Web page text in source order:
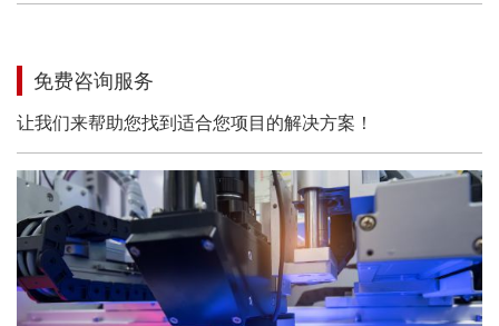
免费咨询服务
让我们来帮助您找到适合您项目的解决方案！